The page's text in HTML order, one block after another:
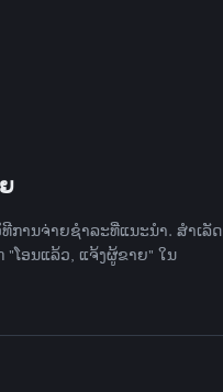
ການຈ່າຍຊຳລະທີ່ແນະນໍາ. ສໍາເລັດ
"ໂອນແລ້ວ, ແຈ້ງຜູ້ຂາຍ" ໃນ